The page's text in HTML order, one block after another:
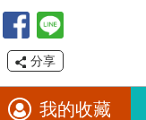
分享
我的收藏